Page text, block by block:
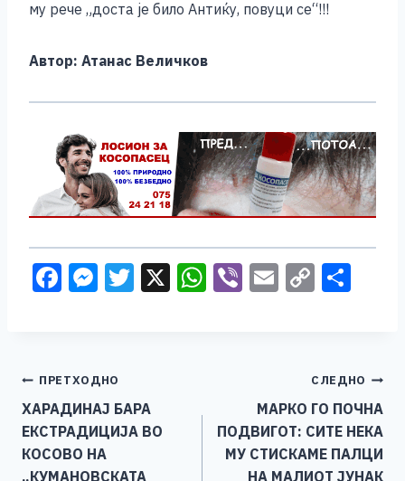
му рече „доста је било Антиќу, повуци се“!!!
Автор: Атанас Величков
F
b
o
o
M
n
g
er
T X W
p
Vi E C
Li
n
k
Навигација
на
напис
ПРЕТХОДНО
ХАРАДИНАЈ БАРА
ЕКСТРАДИЦИЈА ВО
КОСОВО НА
„КУМАНОВСКАТА
СЛЕДНО
МАРКО ГО ПОЧНА
ПОДВИГОТ: СИТЕ НЕКА
МУ СТИСКАМЕ ПАЛЦИ
НА МАЛИОТ ЈУНАК